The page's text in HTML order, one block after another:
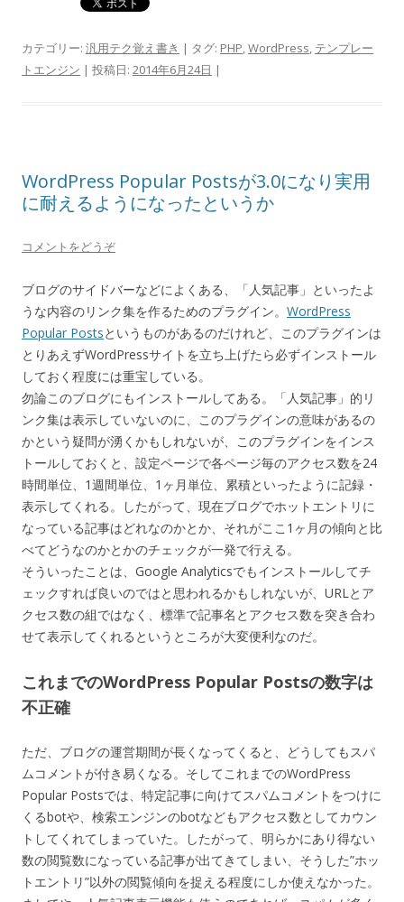
カテゴリー: 汎用テク覚え書き | タグ: PHP,WordPress, テンプレー
トエンジン | 投稿日: 2014年6月24日 |
WordPress Popular Postsが3.0になり実用
に耐えるようになったというか
コメントをどうぞ
ブログのサイドバーなどによくある、「人気記事」といったよ
うな内容のリンク集を作るためのプラグイン。 WordPress
Popular Postsというものがあるのだけれど、このプラグインは
とりあえずWordPressサイトを立ち上げたら必ずインストール
しておく程度には重宝している。
勿論このブログにもインストールしてある。「人気記事」的リ
ンク集は表示していないのに、このプラグインの意味があるの
かという疑問が湧くかもしれないが、このプラグインをインス
トールしておくと、設定ページで各ページ毎のアクセス数を24
時間単位、1週間単位、1ヶ月単位、累積といったように記録・
表示してくれる。したがって、現在ブログでホットエントリに
なっている記事はどれなのかとか、それがここ1ヶ月の傾向と比
べてどうなのかとかのチェックが一発で行える。
そういったことは、Google Analyticsでもインストールしてチ
ェックすれば良いのではと思われるかもしれないが、URLとア
クセス数の組ではなく、標準で記事名とアクセス数を突き合わ
せて表示してくれるというところが大変便利なのだ。
これまでのWordPress Popular Postsの数字は
不正確
ただ、ブログの運営期間が長くなってくると、どうしてもスパ
ムコメントが付き易くなる。そしてこれまでのWordPress
Popular Postsでは、特定記事に向けてスパムコメントをつけに
くるbotや、検索エンジンのbotなどもアクセス数としてカウン
トしてくれてしまっていた。したがって、明らかにあり得ない
数の閲覧数になっている記事が出てきてしまい、そうした”ホッ
トエントリ”以外の閲覧傾向を捉える程度にしか使えなかった。